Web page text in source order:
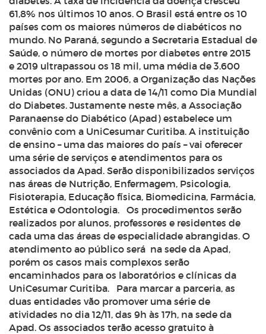
61,8% nos últimos 10 anos. O Brasil está entre os 10
países com os maiores números de diabéticos no
mundo. No Paraná, segundo a Secretaria Estadual de
Saúde, o número de mortes por diabetes entre 2015
e 2019 ultrapassou os 18 mil, uma média de 3.600
mortes por ano. Em 2006, a Organização das Nações
Unidas (ONU) criou a data de 14/11 como Dia Mundial
do Diabetes. Justamente neste mês, a Associação
Paranaense do Diabético (Apad) estabelece um
convênio com a UniCesumar Curitiba. A instituição
de ensino – uma das maiores do país – vai oferecer
uma série de serviços e atendimentos para os
associados da Apad. Serão disponibilizados serviços
nas áreas de Nutrição, Enfermagem, Psicologia,
Fisioterapia, Educação física, Biomedicina, Farmácia,
Estética e Odontologia. Os procedimentos serão
realizados por alunos, professores e residentes de
cada uma das áreas de especialidade abrangidas. O
atendimento ao público será na sede da Apad,
porém os casos mais complexos serão
encaminhados para os laboratórios e clínicas da
UniCesumar Curitiba. Para marcar a parceria, as
duas entidades vão promover uma série de
atividades no dia 12/11, das 9h às 17h, na sede da
Apad. Os associados terão acesso gratuito à